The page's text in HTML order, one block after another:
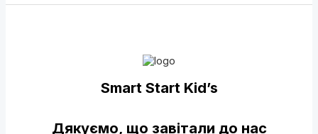
Smart Start Kid’s
Дякуємо, що завітали до нас